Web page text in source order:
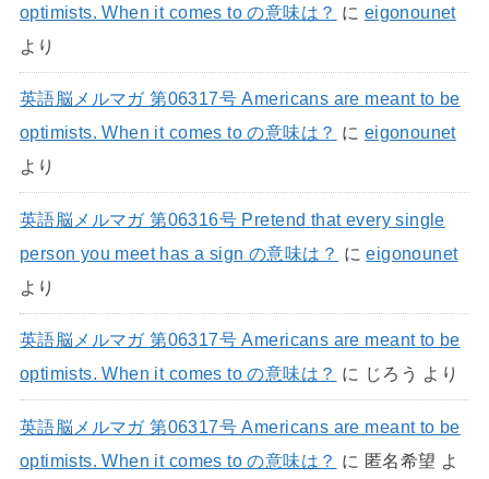
optimists. When it comes to の意味は？ に eigonounet
より
英語脳メルマガ 第06317号 Americans are meant to be
optimists. When it comes to の意味は？ に eigonounet
より
英語脳メルマガ 第06316号 Pretend that every single
person you meet has a sign の意味は？ にeigonounet
より
英語脳メルマガ 第06317号 Americans are meant to be
optimists. When it comes to の意味は？ に じろう より
英語脳メルマガ 第06317号 Americans are meant to be
optimists. When it comes to の意味は？ に 匿名希望 よ